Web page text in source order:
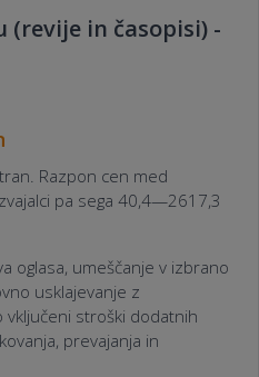
(revije in časopisi) -
Razpon cen med
pa sega 40,4—2617,3
oglasa, umeščanje v izbrano
usklajevanje z
stroški dodatnih
prevajanja in